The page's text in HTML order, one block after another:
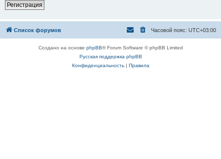
Регистрация
Список форумов Часовой пояс: UTC+03:00
Создано на основе phpBB® Forum Software © phpBB Limited
Русская поддержка phpBB
Конфиденциальность| Правила